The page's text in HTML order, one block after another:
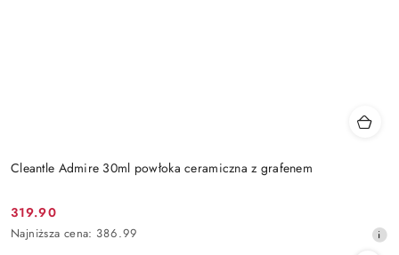
Cleantle Admire 30ml powłoka ceramiczna z grafenem
Cena
promocyjna:
319.90
Najniższa
Najniższa cena: 386.99